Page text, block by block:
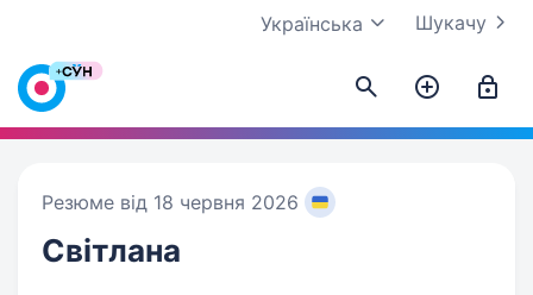
Шукачу
Українська
Резюме від 18 червня 2026
Світлана